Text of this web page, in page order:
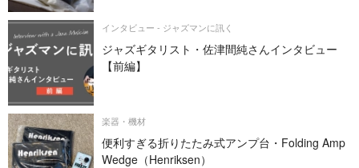
インタビュー - ジャズマンに訊く
ジャズギタリスト・佐津間純さんインタビュー
【前編】
楽器・機材
便利すぎる折りたたみ式アンプ台・Folding Amp
Wedge（Henriksen）